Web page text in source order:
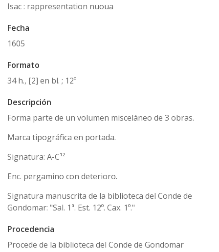
Isac : rappresentation nuoua
Fecha
1605
Formato
34 h., [2] en bl. ; 12º
Descripción
Forma parte de un volumen misceláneo de 3 obras.
Marca tipográfica en portada.
Signatura: A-C¹²
Enc. pergamino con deterioro.
Signatura manuscrita de la biblioteca del Conde de
Gondomar: "Sal. 1ª. Est. 12º. Cax. 1º."
Procedencia
Procede de la biblioteca del Conde de Gondomar